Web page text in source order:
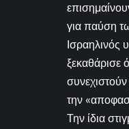
για παύση
Ισραηλινός
ξεκαθάρισε
την
Την ίδια